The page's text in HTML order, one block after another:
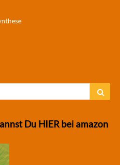
Du HIER bei amazon